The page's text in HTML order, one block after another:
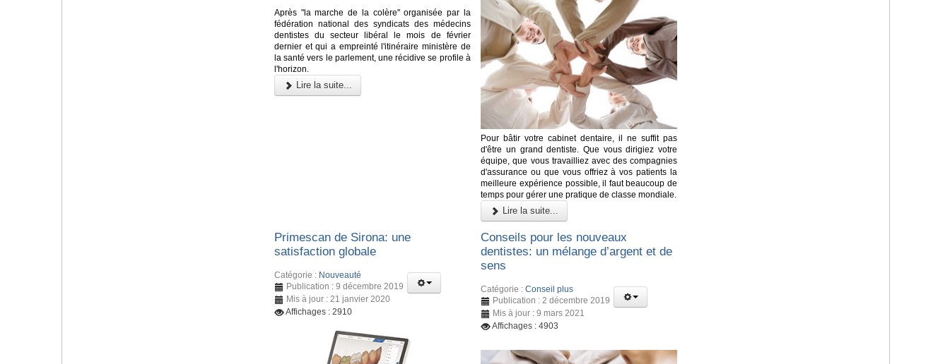
Après "la marche de la colère" organisée par la
fédération national des syndicats des médecins
dentistes du secteur libéral le mois de février
dernier et qui a empreinté l'itinéraire ministère de
la santé vers le parlement, une récidive se profile à
l'horizon.
Lire la suite...
Pour bâtir votre cabinet dentaire, il ne suffit pas
d'être un grand dentiste. Que vous dirigiez votre
équipe, que vous travailliez avec des compagnies
d'assurance ou que vous offriez à vos patients la
meilleure expérience possible, il faut beaucoup de
temps pour gérer une pratique de classe mondiale.
Lire la suite...
Primescan de Sirona: une
satisfaction globale
Catégorie : Nouveauté
Publication : 9 décembre 2019
Mis à jour : 21 janvier 2020
Affichages : 2910
Conseils pour les nouveaux
dentistes: un mélange d’argent et de
sens
Catégorie :Conseil plus
Publication : 2 décembre 2019
Mis à jour : 9 mars 2021
Affichages : 4903